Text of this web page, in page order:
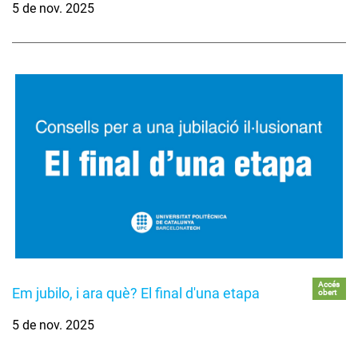
5 de nov. 2025
Em jubilo, i ara què? El final d'una etapa
Accés
obert
5 de nov. 2025